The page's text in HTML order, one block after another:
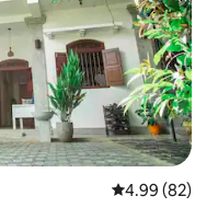
レビュー82
4.99 (82)